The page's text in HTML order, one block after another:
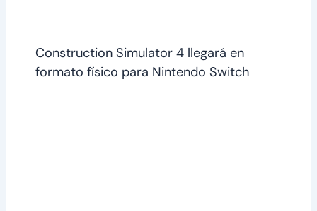
Construction Simulator 4 llegará en
formato físico para Nintendo Switch